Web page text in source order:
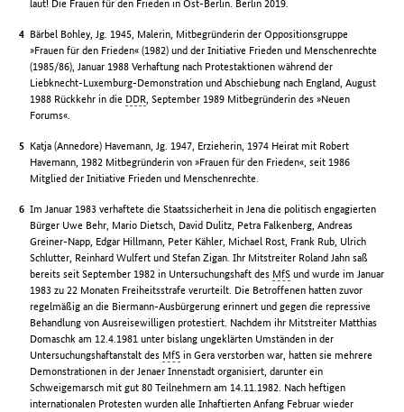
laut! Die Frauen für den Frieden in Ost-Berlin. Berlin 2019.
Bärbel Bohley, Jg. 1945, Malerin, Mitbegründerin der Oppositionsgruppe
»Frauen für den Frieden« (1982) und der Initiative Frieden und Menschenrechte
(1985/86), Januar 1988 Verhaftung nach Protestaktionen während der
Liebknecht-Luxemburg-Demonstration und Abschiebung nach England, August
1988 Rückkehr in die DDR, September 1989 Mitbegründerin des »Neuen
Forums«.
Katja (Annedore) Havemann, Jg. 1947, Erzieherin, 1974 Heirat mit Robert
Havemann, 1982 Mitbegründerin von »Frauen für den Frieden«, seit 1986
Mitglied der Initiative Frieden und Menschenrechte.
Im Januar 1983 verhaftete die Staatssicherheit in Jena die politisch engagierten
Bürger Uwe Behr, Mario Dietsch, David Dulitz, Petra Falkenberg, Andreas
Greiner-Napp, Edgar Hillmann, Peter Kähler, Michael Rost, Frank Rub, Ulrich
Schlutter, Reinhard Wulfert und Stefan Zigan. Ihr Mitstreiter Roland Jahn saß
bereits seit September 1982 in Untersuchungshaft des MfS und wurde im Januar
1983 zu 22 Monaten Freiheitsstrafe verurteilt. Die Betroffenen hatten zuvor
regelmäßig an die Biermann-Ausbürgerung erinnert und gegen die repressive
Behandlung von Ausreisewilligen protestiert. Nachdem ihr Mitstreiter Matthias
Domaschk am 12.4.1981 unter bislang ungeklärten Umständen in der
Untersuchungshaftanstalt des MfS in Gera verstorben war, hatten sie mehrere
Demonstrationen in der Jenaer Innenstadt organisiert, darunter ein
Schweigemarsch mit gut 80 Teilnehmern am 14.11.1982. Nach heftigen
internationalen Protesten wurden alle Inhaftierten Anfang Februar wieder